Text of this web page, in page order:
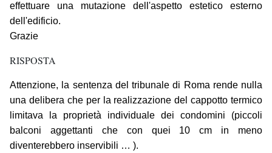
effettuare una mutazione dell'aspetto estetico esterno
dell'edificio.
Grazie
RISPOSTA
Attenzione, la sentenza del tribunale di Roma rende nulla
una delibera che per la realizzazione del cappotto termico
limitava la proprietà individuale dei condomini (piccoli
balconi aggettanti che con quei 10 cm in meno
diventerebbero inservibili … ).